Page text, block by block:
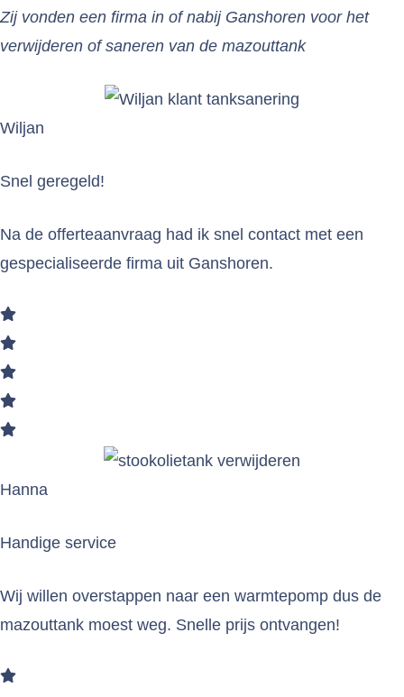
Zij vonden een firma in of nabij Ganshoren voor het
verwijderen of saneren van de mazouttank
Wiljan
Snel geregeld!
Na de offerteaanvraag had ik snel contact met een
gespecialiseerde firma uit Ganshoren.
Hanna
Handige service
Wij willen overstappen naar een warmtepomp dus de
mazouttank moest weg. Snelle prijs ontvangen!